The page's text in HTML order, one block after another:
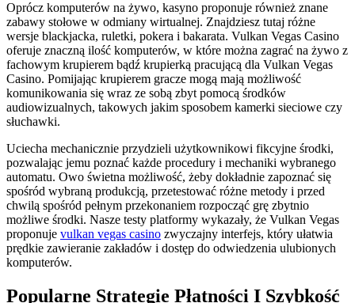
Oprócz komputerów na żywo, kasyno proponuje również znane
zabawy stołowe w odmiany wirtualnej. Znajdziesz tutaj różne
wersje blackjacka, ruletki, pokera i bakarata. Vulkan Vegas Casino
oferuje znaczną ilość komputerów, w które można zagrać na żywo z
fachowym krupierem bądź krupierką pracującą dla Vulkan Vegas
Casino. Pomijając krupierem gracze mogą mają możliwość
komunikowania się wraz ze sobą zbyt pomocą środków
audiowizualnych, takowych jakim sposobem kamerki sieciowe czy
słuchawki.
Uciecha mechanicznie przydzieli użytkownikowi fikcyjne środki,
pozwalając jemu poznać każde procedury i mechaniki wybranego
automatu. Owo świetna możliwość, żeby dokładnie zapoznać się
spośród wybraną produkcją, przetestować różne metody i przed
chwilą spośród pełnym przekonaniem rozpocząć grę zbytnio
możliwe środki. Nasze testy platformy wykazały, że Vulkan Vegas
proponuje vulkan vegas casino zwyczajny interfejs, który ułatwia
prędkie zawieranie zakładów i dostęp do odwiedzenia ulubionych
komputerów.
Popularne Strategie Płatności I Szybkość